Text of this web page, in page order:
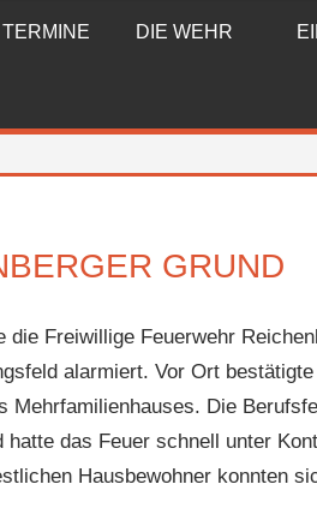
TERMINE DIE WEHR
GRUND
die Freiwillige Feuerwehr
alarmiert. Vor Ort
Mehrfamilienhauses. Die
hatte das Feuer schnell unter
Hausbewohner konnten